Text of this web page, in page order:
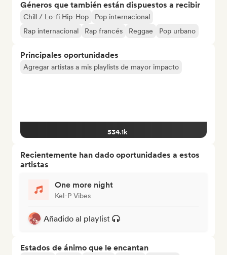
Géneros que también están dispuestos a recibir
Chill / Lo-fi Hip-Hop
Pop internacional
Rap internacional
Rap francés Reggae Pop urbano
Principales oportunidades
Agregar artistas a mis playlists de mayor impacto
534.1k
Recientemente han dado oportunidades a estos
artistas
One more night
Kel-P Vibes
Añadido al playlist
Estados de ánimo que le encantan